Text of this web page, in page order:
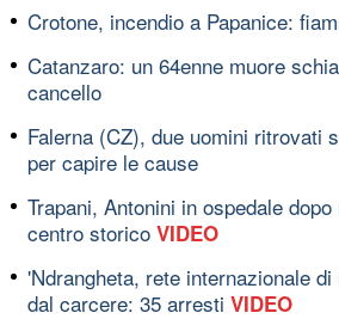
Crotone, incendio a Papanice:
Catanzaro: un 64enne muore
cancello
Falerna (CZ), due uomini ritrovati
per capire le cause
Trapani, Antonini in ospedale
centro storico VIDEO
'Ndrangheta, rete internazionale
dal carcere: 35 arresti VIDEO